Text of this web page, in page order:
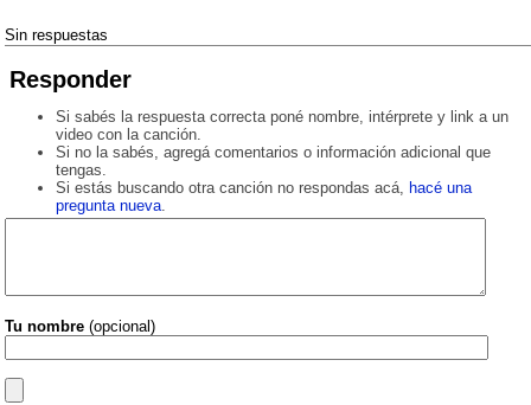
Sin respuestas
Responder
Si sabés la respuesta correcta poné nombre, intérprete y link a un
video con la canción.
Si no la sabés, agregá comentarios o información adicional que
tengas.
Si estás buscando otra canción no respondas acá, hacé una
pregunta nueva.
Tu nombre (opcional)